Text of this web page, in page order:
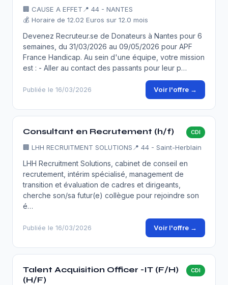
🏢 CAUSE A EFFET 📍 44 - NANTES
💰 Horaire de 12.02 Euros sur 12.0 mois
Devenez Recruteur.se de Donateurs à Nantes pour 6
semaines, du 31/03/2026 au 09/05/2026 pour APF
France Handicap. Au sein d'une équipe, votre mission
est : - Aller au contact des passants pour leur p…
Publiée le 16/03/2026 Voir l'offre →
Consultant en Recrutement (h/f) CDI
🏢 LHH RECRUITMENT SOLUTIONS 📍 44 - Saint-Herblain
LHH Recruitment Solutions, cabinet de conseil en
recrutement, intérim spécialisé, management de
transition et évaluation de cadres et dirigeants,
cherche son/sa futur(e) collègue pour rejoindre son
é…
Publiée le 16/03/2026 Voir l'offre →
Talent Acquisition Officer -IT (F/H)
(H/F)
CDI